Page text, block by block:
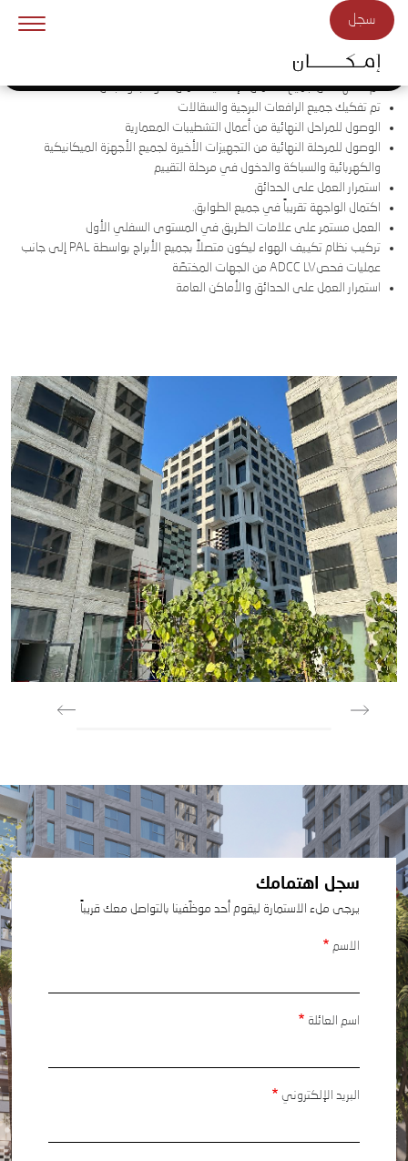
Skip to main content
سجل
صن ستون ذا—آرتيري
آخر تحديثات سير العمل على بيكسل
تم الانتهاء من جميع الأعمال الإنشائية، أعمال القوالب والجص
تم تفكيك جميع الرافعات البرجية والسقالات
الوصول للمراحل النهائية من أعمال التشطيبات المعمارية
الوصول للمرحلة النهائية من التجهيزات الأخيرة لجميع الأجهزة الميكانيكية
والكهربائية والسباكة والدخول في مرحلة التقييم
استمرار العمل على الحدائق
اكتمال الواجهة تقريباً في جميع الطوابق.
العمل مستمر على علامات الطريق في المستوى السفلي الأول
تركيب نظام تكييف الهواء ليكون متصلاً بجميع الأبراج بواسطة PAL إلى جانب
عمليات فحصADCC LV من الجهات المختصّة
استمرار العمل على الحدائق والأماكن العامة
سجل اهتمامك
يرجى ملء الاستمارة ليقوم أحد موظّفينا بالتواصل معك قريباً
الاسم
اسم العائلة
البريد الإلكتروني